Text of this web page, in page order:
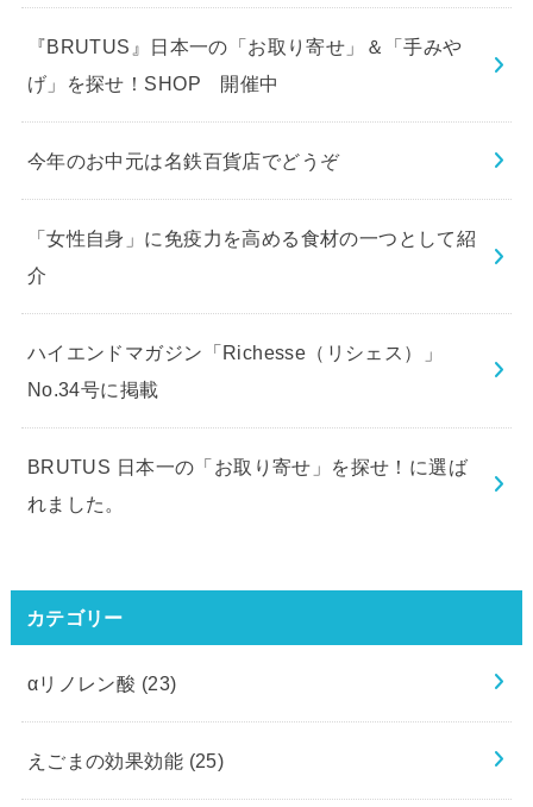
『BRUTUS』日本一の「お取り寄せ」＆「手みや
げ」を探せ！SHOP 開催中
今年のお中元は名鉄百貨店でどうぞ
「女性自身」に免疫力を高める食材の一つとして紹
介
ハイエンドマガジン「Richesse（リシェス）」
No.34号に掲載
BRUTUS 日本一の「お取り寄せ」を探せ！に選ば
れました。
カテゴリー
αリノレン酸 (23)
えごまの効果効能 (25)